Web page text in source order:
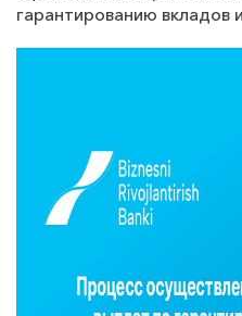
гарантированию вкладов